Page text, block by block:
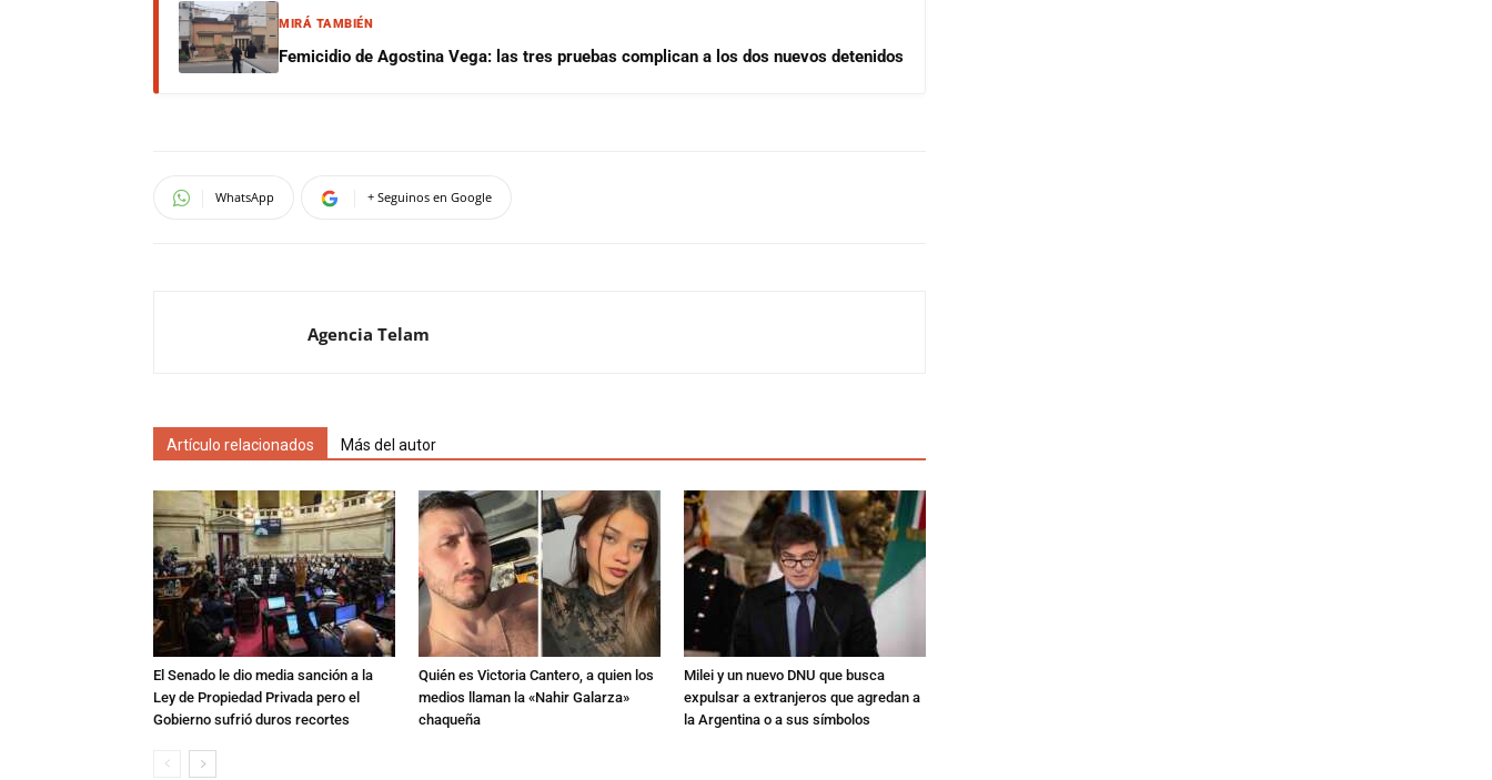
MIRÁ TAMBIÉN
Femicidio de Agostina Vega: las tres pruebas complican a los dos nuevos detenidos
WhatsApp + Seguinos en Google
Agencia Telam
Artículo relacionados Más del autor
El Senado le dio media sanción a la
Ley de Propiedad Privada pero el
Gobierno sufrió duros recortes
Quién es Victoria Cantero, a quien los
medios llaman la «Nahir Galarza»
chaqueña
Milei y un nuevo DNU que busca
expulsar a extranjeros que agredan a
la Argentina o a sus símbolos